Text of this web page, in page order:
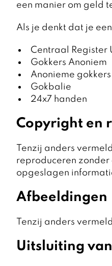
een manier om geld
Als je denkt dat je
Centraal Register
Gokkers Anoniem
Anonieme
Gokbalie
24x7 handen
Copyright en
Tenzij anders
reproduceren zonder
opgeslagen
Afbeeldingen
Tenzij anders
Uitsluiting